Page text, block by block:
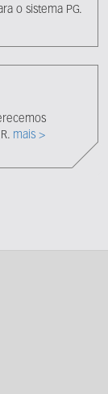
o sistema PG.
mais >